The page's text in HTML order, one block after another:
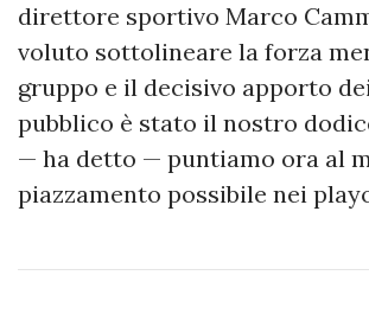
direttore sportivo Marco
voluto sottolineare la forza
gruppo e il decisivo apporto
pubblico è stato il nostro
— ha detto — puntiamo ora al
piazzamento possibile nei